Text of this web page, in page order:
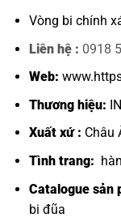
Vòng bi chính
Liên hệ : 0918
Web:
Thương hiệu:
Xuất xứ : Châu
Tình trang:
Catalogue sản
bi đũa